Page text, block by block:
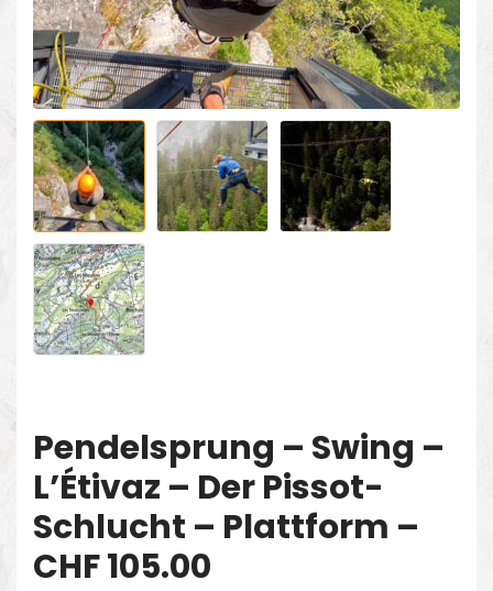
Pendelsprung – Swing –
L’Étivaz – Der Pissot-
Schlucht – Plattform –
CHF 105.00